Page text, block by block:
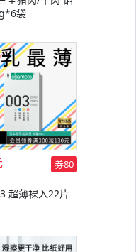
袋
券80
超薄裸入22片